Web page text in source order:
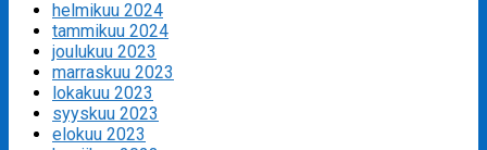
helmikuu 2024
tammikuu 2024
joulukuu 2023
marraskuu 2023
lokakuu 2023
syyskuu 2023
elokuu 2023